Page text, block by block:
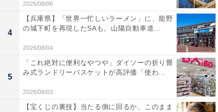
2026/08/06
4
【兵庫県】「世界一忙しいラーメン」に、龍野
の城下町を再現したSAも。山陽自動車道...
2026/08/04
5
「これ絶対に便利なやつや」ダイソーの折り畳
み式ランドリーバスケットが高評価「使わ...
2026/08/03
【宝くじの裏技】当たる側に回るか、このまま